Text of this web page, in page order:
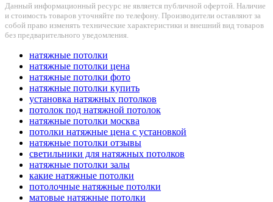
Данный информационный ресурс не является публичной офертой. Наличие
и стоимость товаров уточняйте по телефону. Производители оставляют за
собой право изменять технические характеристики и внешний вид товаров
без предварительного уведомления.
натяжные потолки
натяжные потолки цена
натяжные потолки фото
натяжные потолки купить
установка натяжных потолков
потолок под натяжной потолок
натяжные потолки москва
потолки натяжные цена с установкой
натяжные потолки отзывы
светильники для натяжных потолков
натяжные потолки залы
какие натяжные потолки
потолочные натяжные потолки
матовые натяжные потолки